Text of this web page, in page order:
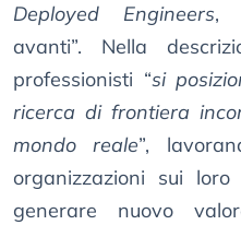
Deployed Engineers,
avanti”. Nella
professionisti “si
ricerca di frontiera
mondo reale”,
organizzazioni sui
generare nuovo